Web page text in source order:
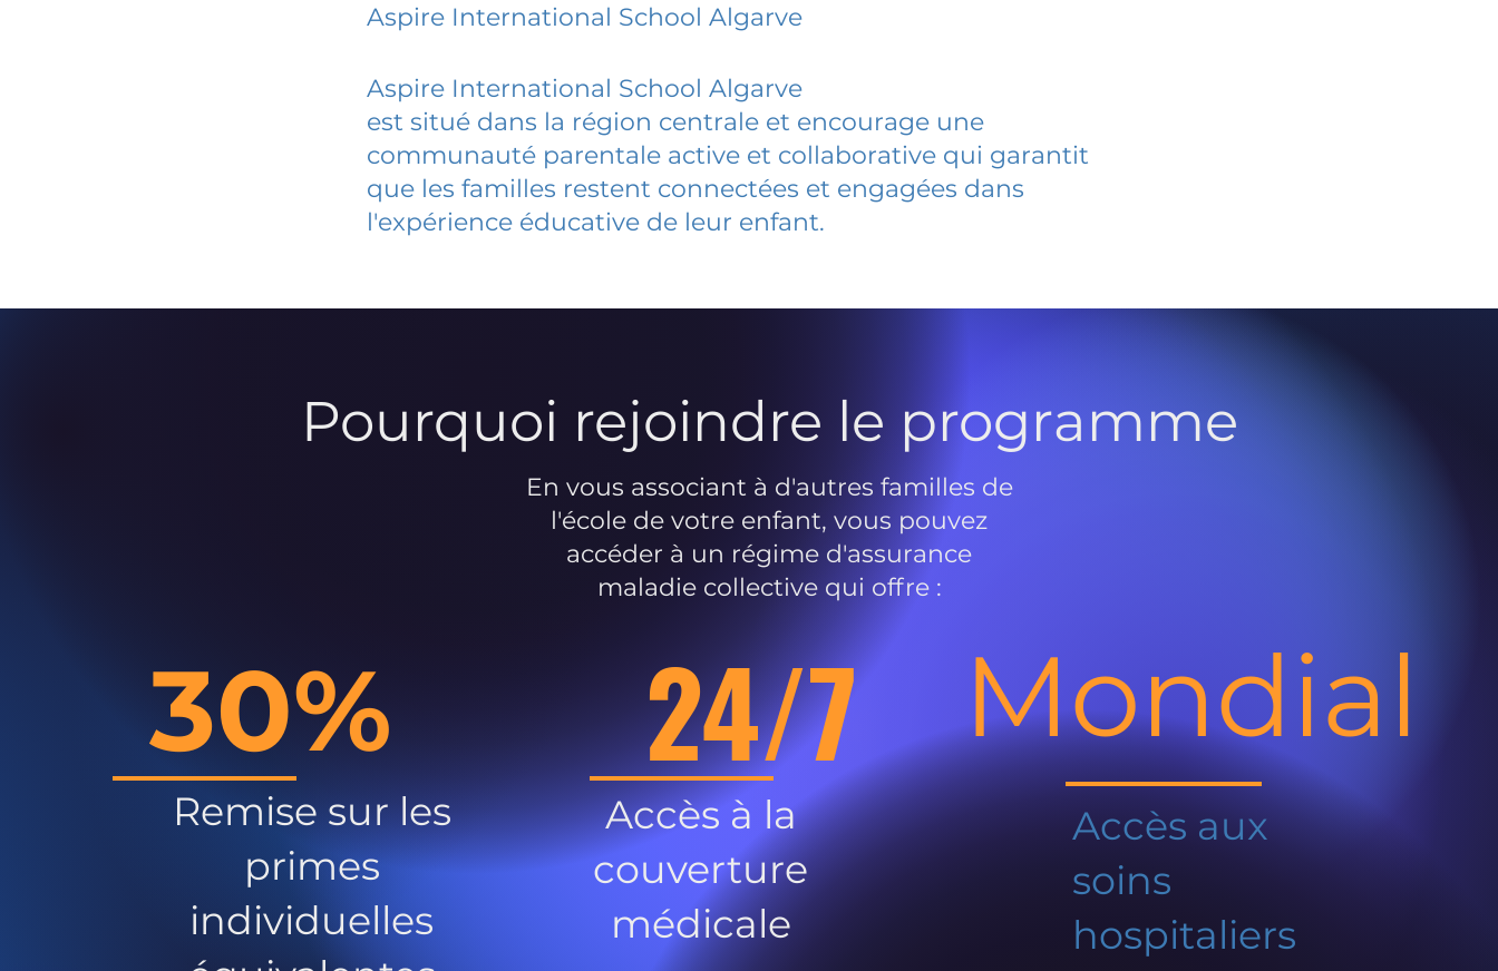
Aspire International School Algarve
Aspire International School Algarve
est situé dans la région centrale et encourage une
communauté parentale active et collaborative qui garantit
que les familles restent connectées et engagées dans
l'expérience éducative de leur enfant.
Pourquoi rejoindre le programme
En vous associant à d'autres familles de
l'école de votre enfant, vous pouvez
accéder à un régime d'assurance
maladie collective qui offre :
30%
Remise sur les
primes
individuelles
24/7
Accès à la
couverture
médicale
Mondial
Accès aux
soins
hospitaliers